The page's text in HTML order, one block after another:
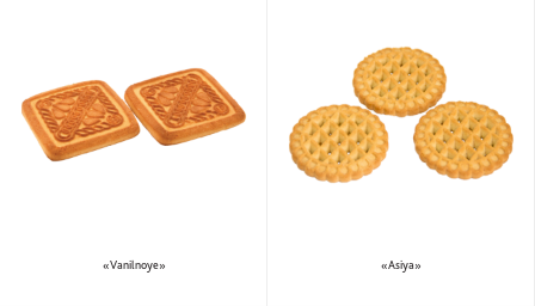
«Vanilnoye» «Asiya»